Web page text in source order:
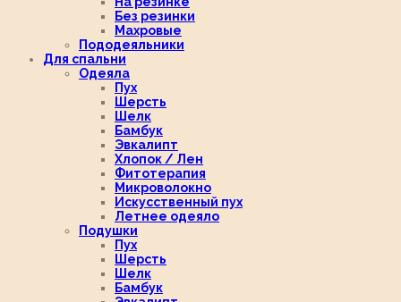
Без резинки
Махровые
Пододеяльники
Для спальни
Одеяла
Пух
Шерсть
Шелк
Бамбук
Эвкалипт
Хлопок / Лен
Фитотерапия
Микроволокно
Искусственный пух
Летнее одеяло
Подушки
Пух
Шерсть
Шелк
Бамбук